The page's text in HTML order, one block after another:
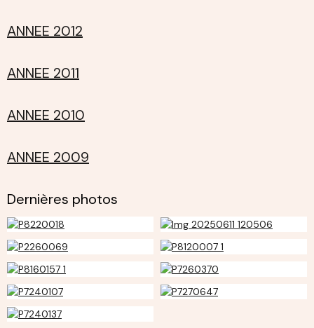
ANNEE 2012
ANNEE 2011
ANNEE 2010
ANNEE 2009
Dernières photos